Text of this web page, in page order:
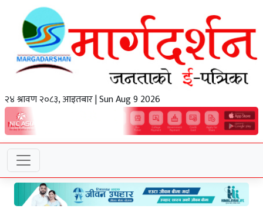
२४ श्रावण २०८३, आइतबार | Sun Aug 9 2026